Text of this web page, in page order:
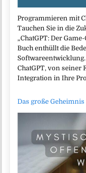
Programmieren mit
Tauchen Sie in die
„ChatGPT: Der
Buch enthüllt die
ChatGPT, von seiner
Integration in Ihre
Das große Geheimnis